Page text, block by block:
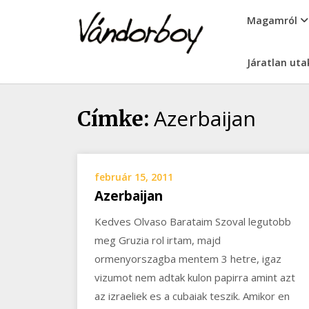
vandorboy
Magamról
Járatlan
Címke: Azerbaijan
február 15, 2011
Azerbaijan
Kedves Olvaso Barataim Szoval legutobb
meg Gruzia rol irtam, majd
ormenyorszagba mentem 3 hetre, igaz
vizumot nem adtak kulon papirra amint azt
az izraeliek es a cubaiak teszik. Amikor en